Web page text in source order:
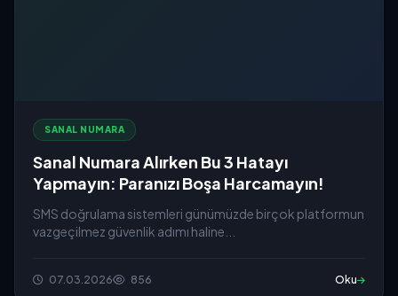
SANAL NUMARA
Sanal Numara Alırken Bu 3 Hatayı
Yapmayın: Paranızı Boşa Harcamayın!
SMS doğrulama sistemleri günümüzde birçok platformun
vazgeçilmez güvenlik adımı haline...
07.03.2026 856 Oku